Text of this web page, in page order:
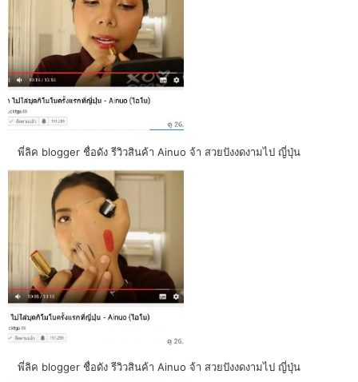
พี่ลิค blogger ชื่อดัง รีวิวสินค้า Ainuo จ้า สวยปังงดงามไป ญี่ปุ่น
พี่ลิค blogger ชื่อดัง รีวิวสินค้า Ainuo จ้า สวยปังงดงามไป ญี่ปุ่น